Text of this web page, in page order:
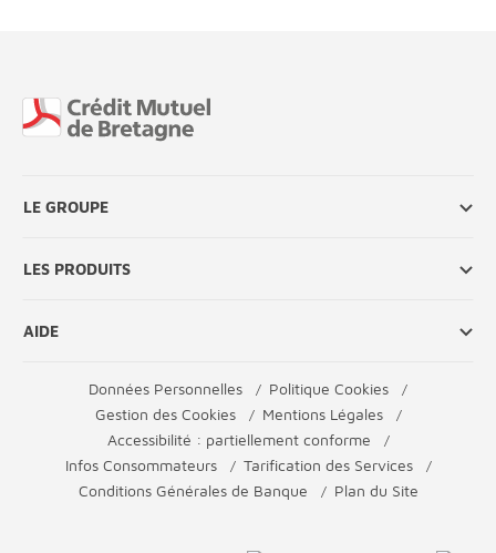
LE GROUPE
LES PRODUITS
AIDE
Données Personnelles
Politique Cookies
Gestion des Cookies
Mentions Légales
Accessibilité : partiellement conforme
Infos Consommateurs
Tarification des Services
Conditions Générales de Banque
Plan du Site
Fin de page